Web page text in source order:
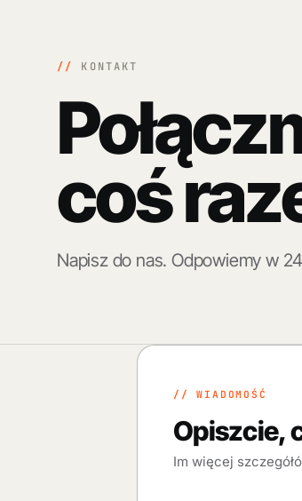
// KONTAKT
coś
Napisz do nas. Odpowiemy w
// WIADOMOŚĆ
Opiszcie,
Im więcej